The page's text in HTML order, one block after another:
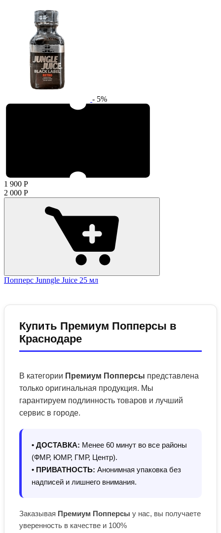
- 5%
1 900 Р
2 000 Р
Попперс Junngle Juice 25 мл
Купить Премиум Попперсы в
Краснодаре
В категории Премиум Попперсы представлена
только оригинальная продукция. Мы
гарантируем подлинность товаров и лучший
сервис в городе.
• ДОСТАВКА: Менее 60 минут во все районы
(ФМР, ЮМР, ГМР, Центр).
• ПРИВАТНОСТЬ: Анонимная упаковка без
надписей и лишнего внимания.
Заказывая Премиум Попперсы у нас, вы получаете
уверенность в качестве и 100%